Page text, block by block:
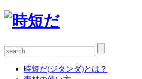
時短だ(ジタンダ)とは？